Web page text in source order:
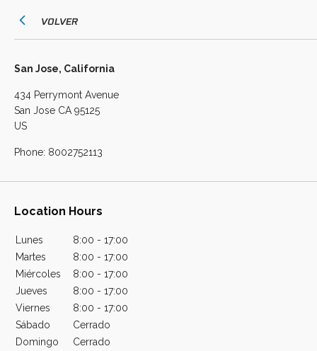
VOLVER
San Jose, California
434 Perrymont Avenue
San Jose CA 95125
US
Phone: 8002752113
Location Hours
Lunes
8:00 - 17:00
Martes
8:00 - 17:00
Miércoles
8:00 - 17:00
Jueves
8:00 - 17:00
Viernes
8:00 - 17:00
Sábado
Cerrado
Domingo
Cerrado